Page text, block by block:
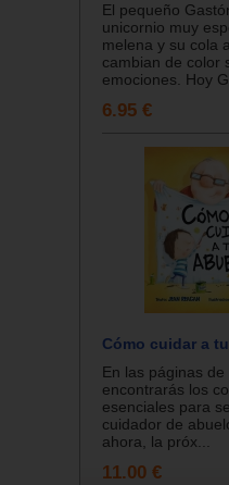
El pequeño
unicornio muy
melena y su cola
cambian de color
emociones. Hoy
6.95 €
Cómo cuidar a
En las páginas
encontrarás los
esenciales para
cuidador de
ahora, la próx...
11.00 €